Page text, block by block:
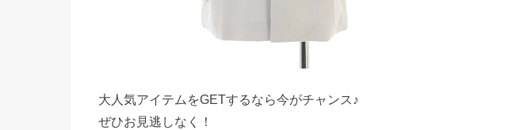
大人気アイテムをGETするなら今がチャンス♪
ぜひお見逃しなく！